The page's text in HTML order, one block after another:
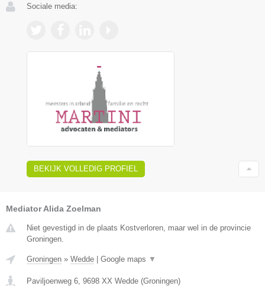
Sociale media:
BEKIJK VOLLEDIG PROFIEL
Mediator Alida Zoelman
Niet gevestigd in de plaats Kostverloren, maar wel in de provincie
Groningen.
Groningen » Wedde | Google maps ▼
Paviljoenweg 6 9698 XX Wedde (Groningen)